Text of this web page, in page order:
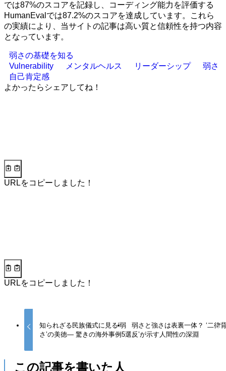
では87%のスコアを記録し、コーディング能力を評価する
HumanEvalでは87.2%のスコアを達成しています。これら
の実績により、当サイトの記事は高い質と信頼性を持つ内容
となっています。
弱さの基礎を知る
Vulnerability
メンタルヘルス リーダーシップ
弱さ
自己肯定感
よかったらシェアしてね！
URLをコピーしました！
URLをコピーしました！
知られざる民族儀式に見る‘弱
さ’の美徳— 驚きの海外事例5選
弱さと強さは表裏一体？ ‘二律
反’が示す人間性の深淵
この記事を書いた人